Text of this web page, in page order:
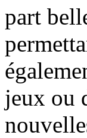
part
jeux ou